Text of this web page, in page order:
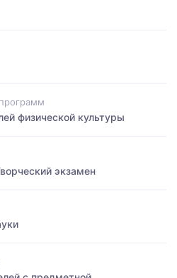
физической культуры
экзамен